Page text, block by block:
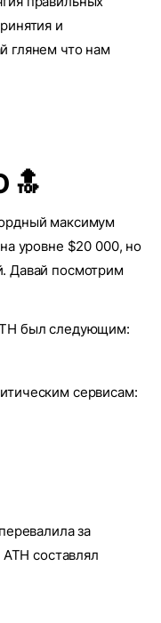
и
глянем что нам
🔝
максимум
уровне $20 000, но
Давай посмотрим
был следующим:
сервисам:
за
составлял